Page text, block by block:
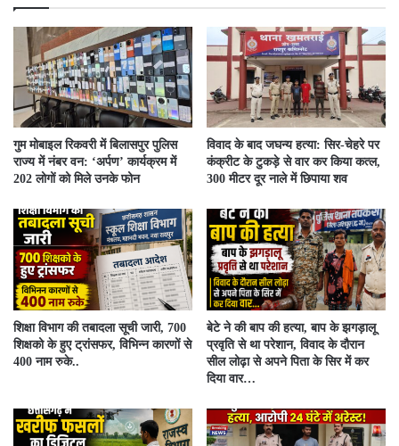
गुम मोबाइल रिकवरी में बिलासपुर पुलिस
राज्य में नंबर वन: ‘अर्पण’ कार्यक्रम में
202 लोगों को मिले उनके फोन
विवाद के बाद जघन्य हत्या: सिर-चेहरे पर
कंक्रीट के टुकड़े से वार कर किया कत्ल,
300 मीटर दूर नाले में छिपाया शव
शिक्षा विभाग की तबादला सूची जारी, 700
शिक्षको के हुए ट्रांसफर, विभिन्न कारणों से
400 नाम रुके..
बेटे ने की बाप की हत्या, बाप के झगड़ालू
प्रवृति से था परेशान, विवाद के दौरान
सील लोढ़ा से अपने पिता के सिर में कर
दिया वार…